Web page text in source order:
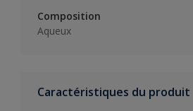
Composition
Aqueux
Caractéristiques du produit